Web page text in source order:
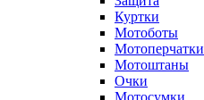
Куртки
Мотоботы
Мотоперчатки
Мотоштаны
Очки
Мотосумки